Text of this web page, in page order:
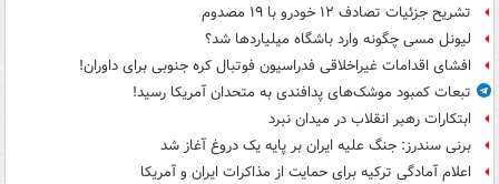
تشریح جزئیات تصادف ۱۲ خودرو با ۱۹ مصدوم
لیونل مسی چگونه وارد باشگاه میلیاردها شد؟
افشای اقدامات غیراخلاقی فدراسیون فوتبال کره جنوبی برای داوران!
تبعات کمبود موشک‌های پدافندی به متحدان آمریکا رسید!
ابتکارات رهبر انقلاب در میدان نبرد
برنی سندرز: جنگ علیه ایران بر پایه یک دروغ آغاز شد
اعلام آمادگی ترکیه برای حمایت از مذاکرات ایران و آمریکا